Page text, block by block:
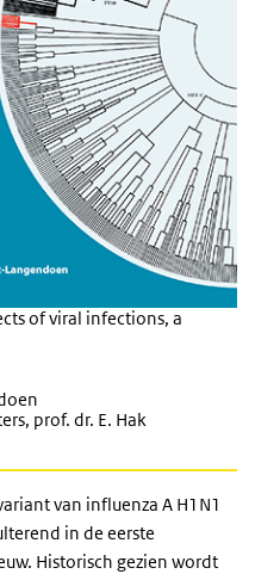
of viral infections, a
prof. dr. E. Hak
van influenza A H1N1
in de eerste
Historisch gezien wordt